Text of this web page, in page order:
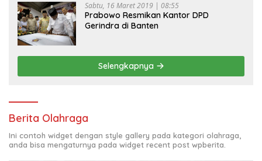
Sabtu, 16 Maret 2019 | 08:55
Prabowo Resmikan Kantor DPD
Gerindra di Banten
Selengkapnya
Berita Olahraga
Ini contoh widget dengan style gallery pada kategori olahraga,
anda bisa mengaturnya pada widget recent post wpberita.